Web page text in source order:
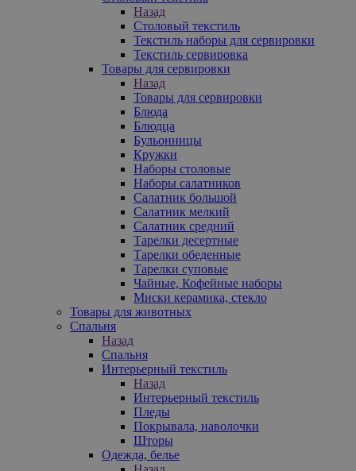
Назад
Столовый текстиль
Текстиль наборы для сервировки
Текстиль сервировка
Товары для сервировки
Назад
Товары для сервировки
Блюда
Блюдца
Бульонницы
Кружки
Наборы столовые
Наборы салатников
Салатник большой
Салатник мелкий
Салатник средний
Тарелки десертные
Тарелки обеденные
Тарелки суповые
Чайные, Кофейные наборы
Миски керамика, стекло
Товары для животных
Спальня
Назад
Спальня
Интерьерный текстиль
Назад
Интерьерный текстиль
Пледы
Покрывала, наволочки
Шторы
Одежда, белье